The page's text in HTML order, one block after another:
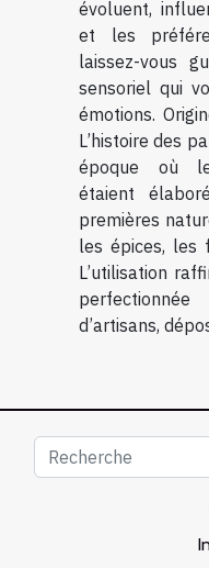
évoluent,
et les
laissez-vous
sensoriel qui
émotions.
L’histoire des
époque où
étaient
premières
les épices, les
L’utilisation
d’artisans,